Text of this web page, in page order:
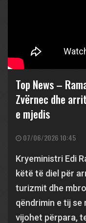
Top News –
Zvërnec dhe
e mjedis
07/06/2026 10:45
Kryeministri Edi
këtë të diel për
turizmit dhe
qëndrimin e tij
vijohet përpara,